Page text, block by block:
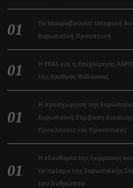
Το Μαυροβούνιο: Ιστορική
Ευρωπαϊκή Προοπτική
Η EEAS και η Επιχείρηση
της Ερυθράς Θάλασσας
Η προσχώρηση της
Ευρωπαϊκή Σύμβαση
Προκλήσεις και Προοπτικές
Η ελευθερία της έκφρασης
το πρίσμα της Ευρωπαϊκής
του Ανθρώπου